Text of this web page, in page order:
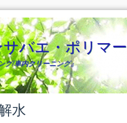
バエ・ポリマー
グ/車内クリーニング』
水